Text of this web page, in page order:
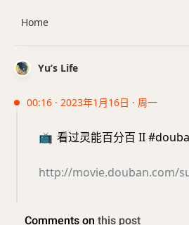
Yu’s Life
00:16 · 2023年1月16日 · 周一
📺 看过灵能百分百 II
http://movie.douban.com/
Home